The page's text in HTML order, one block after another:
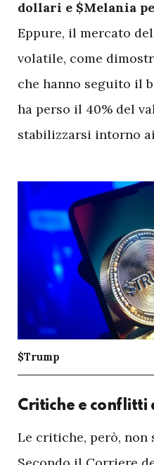
dollari e $Melania
Eppure, il mercato
volatile, come
che hanno seguito il
ha perso il 40% del
stabilizzarsi intorno
$Trump
Critiche e conflitti
Le critiche, però, non